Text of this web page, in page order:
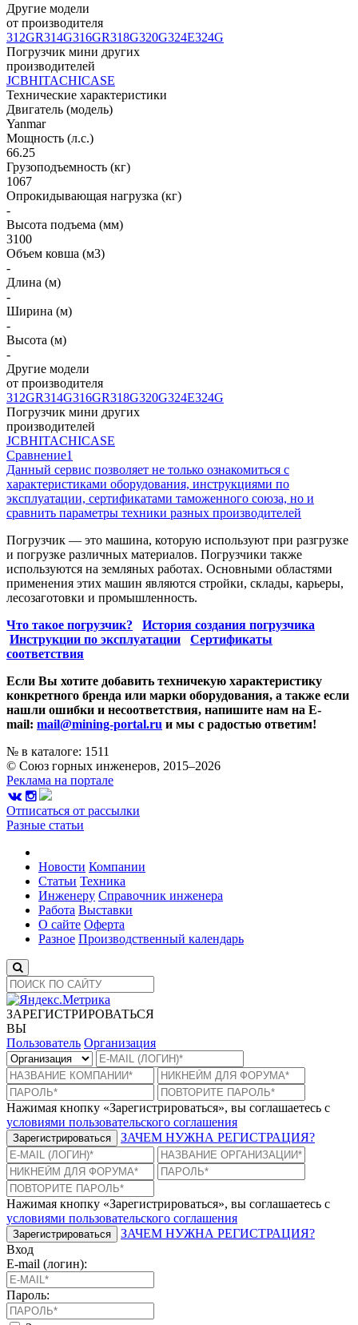
Другие модели
от производителя
312GR314G316GR318G320G324E324G
Погрузчик мини других
производителей
JCBHITACHICASE
Технические характеристики
Двигатель (модель)
Yanmar
Мощность (л.с.)
66.25
Грузоподъемность (кг)
1067
Опрокидывающая нагрузка (кг)
-
Высота подъема (мм)
3100
Объем ковша (м3)
-
Длина (м)
-
Ширина (м)
-
Высота (м)
-
Другие модели
от производителя
312GR314G316GR318G320G324E324G
Погрузчик мини других
производителей
JCBHITACHICASE
Сравнение1
Данный сервис позволяет не только ознакомиться с
характеристиками оборудования, инструкциями по
эксплуатации, сертификатами таможенного союза, но и
сравнить параметры техники разных производителей
Погрузчик — это машина, которую используют при разгрузке
и погрузке различных материалов. Погрузчики также
используются на земляных работах. Основными областями
применения этих машин являются стройки, склады, карьеры,
лесозаготовки и промышленность.
Что такое погрузчик?
История создания погрузчика
Инструкции по эксплуатации
Сертификаты
соответствия
Если Вы хотите добавить техничекую характеристику
конкретного бренда или марки оборудования, а также если
нашли ошибки и несоответствия, напишите нам на E-
mail: mail@mining-portal.ru и мы с радостью ответим!
№ в каталоге: 1511
© Союз горных инженеров, 2015–2026
Реклама на портале
Отписаться от рассылки
Разные статьи
Новости Компании
Статьи Техника
Инженеру Справочник инженера
Работа Выставки
О сайте Оферта
Разное Производственный календарь
ЗАРЕГИСТРИРОВАТЬСЯ
ВЫ
Пользователь Организация
Нажимая кнопку «Зарегистрироваться», вы соглашаетесь с
условиями пользовательского соглашения
Зарегистрироваться ЗАЧЕМ НУЖНА РЕГИСТРАЦИЯ?
Нажимая кнопку «Зарегистрироваться», вы соглашаетесь с
условиями пользовательского соглашения
Зарегистрироваться
ЗАЧЕМ НУЖНА РЕГИСТРАЦИЯ?
Вход
E-mail (логин):
Пароль: